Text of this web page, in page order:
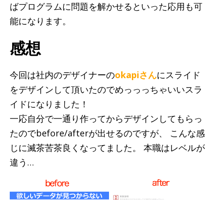
ばプログラムに問題を解かせるといった応用も可
能になります。
感想
今回は社内のデザイナーのokapiさんにスライド
をデザインして頂いたのでめっっっちゃいいスラ
イドになりました！
一応自分で一通り作ってからデザインしてもらっ
たのでbefore/afterが出せるのですが、 こんな感
じに滅茶苦茶良くなってました。 本職はレベルが
違う…